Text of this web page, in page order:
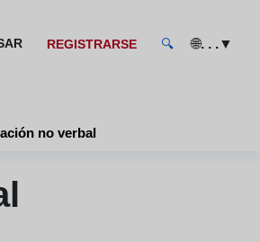
REGISTRARSE 🔍 🌐. . .▼
no verbal